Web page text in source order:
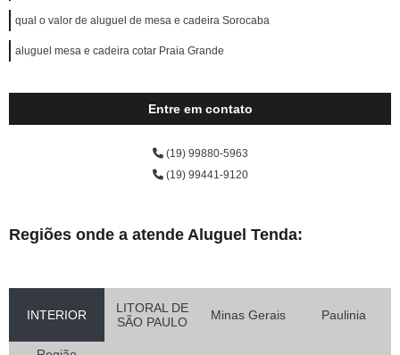
qual o valor de aluguel de mesa e cadeira Sorocaba
aluguel mesa e cadeira cotar Praia Grande
Entre em contato
(19) 99880-5963
(19) 99441-9120
Regiões onde a atende Aluguel Tenda:
INTERIOR
LITORAL DE
SÃO PAULO
Minas Gerais Paulinia